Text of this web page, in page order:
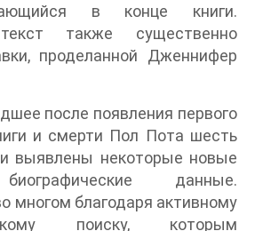
в конце книги.
также существенно
проделанной Дженнифер
после появления первого
и смерти Пол Пота шесть
выявлены некоторые новые
данные.
многом благодаря активному
поиску, которым